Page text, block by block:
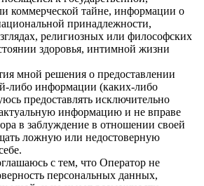
коммерческой тайне, информации о
принадлежности,
религиозных или философских
здоровья, интимной жизни
мной решения о предоставлении
либо информации (каких-либо
предоставлять исключительно
информацию и не вправе
в заблуждение в отношении своей
ложную или недостоверную
с тем, что Оператор не
персональных данных,